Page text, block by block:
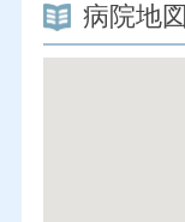
病院地図